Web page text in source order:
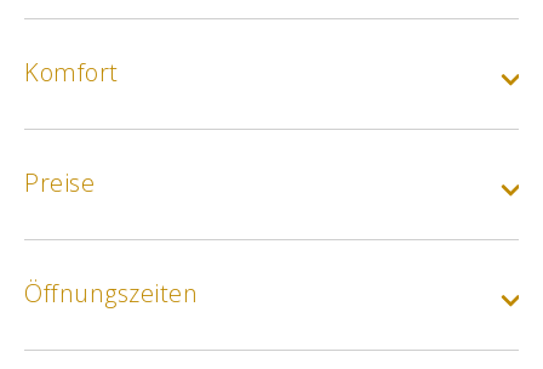
Komfort
Preise
Grundpreis
Min.180€
Öffnungszeiten